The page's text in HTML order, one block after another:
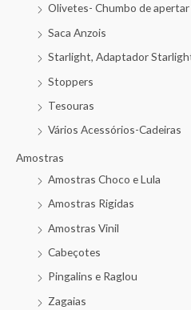
Olivetes- Chumbo de apertar
Saca Anzois
Starlight, Adaptador
Stoppers
Tesouras
Vários Acessórios-Cadeiras
Amostras
Amostras Choco e Lula
Amostras Rigidas
Amostras Vinil
Cabeçotes
Pingalins e Raglou
Zagaias